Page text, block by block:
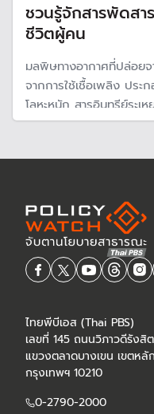
ชวนรู้จักสารพัดสา
ชีวิตผู้คน
มลพิษทางอากาศที่ปล่อย
จากการใช้เชื้อเพลิง ปร
โลหะหนัก สารอินทรีย์ระเ
บูรณะนิเวศ ได้รวบรวมข้
ทางอากาศกับผลกระทบแ
ไทยพีบีเอส (Thai PBS)
เลขที่ 145 ถนนวิภาวดีรังสิต
แขวงตลาดบางเขน เขตหลั
กรุงเทพฯ 10210
0-2790-2000